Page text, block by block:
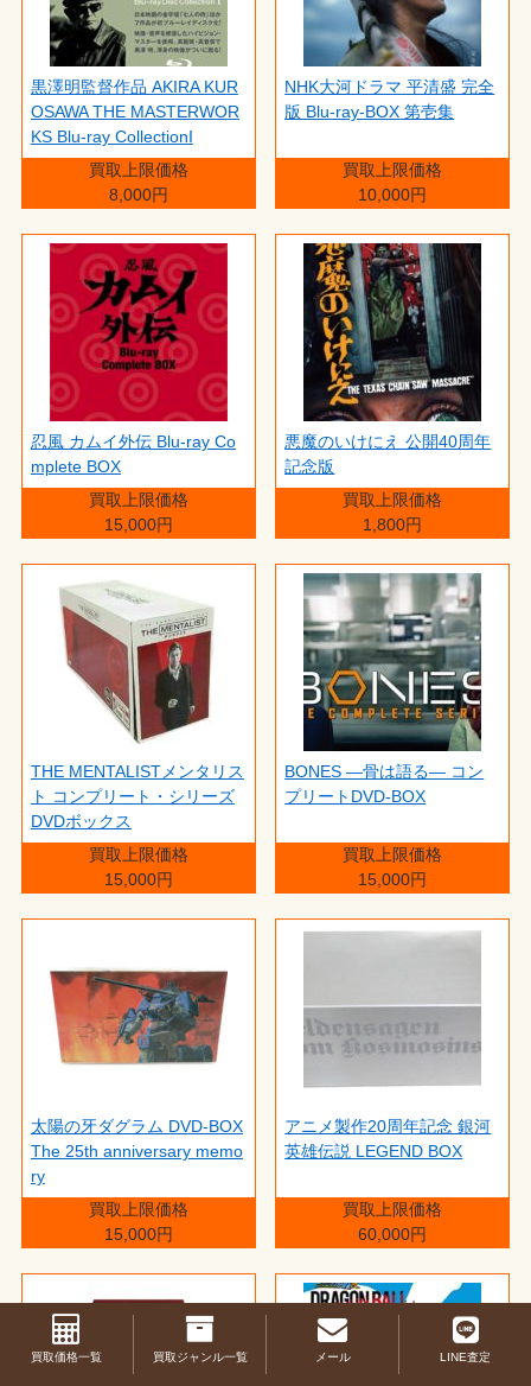
黒澤明監督作品 AKIRA KUR
OSAWA THE MASTERWOR
KS Blu-ray CollectionI
買取上限価格
8,000円
NHK大河ドラマ 平清盛 完全
版 Blu-ray-BOX 第壱集
買取上限価格
10,000円
忍風 カムイ外伝 Blu-ray Co
mplete BOX
買取上限価格
15,000円
悪魔のいけにえ 公開40周年
記念版
買取上限価格
1,800円
THE MENTALISTメンタリス
ト コンプリート・シリーズ
DVDボックス
買取上限価格
15,000円
BONES ―骨は語る― コン
プリートDVD-BOX
買取上限価格
15,000円
太陽の牙ダグラム DVD-BOX
The 25th anniversary memo
ry
買取上限価格
15,000円
アニメ製作20周年記念 銀河
英雄伝説 LEGEND BOX
買取上限価格
60,000円
買取価格一覧 買取ジャンル一覧 メール LINE査定